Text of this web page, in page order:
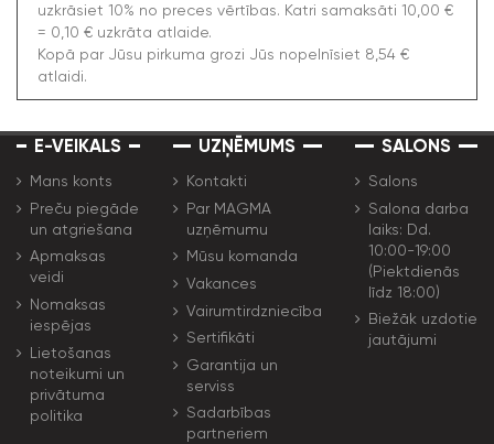
uzkrāsiet 10% no preces vērtības. Katri samaksāti 10,00 €
= 0,10 € uzkrāta atlaide.
Kopā par Jūsu pirkuma grozi Jūs nopelnīsiet 8,54 €
atlaidi.
E-VEIKALS
Mans konts
Preču piegāde
un atgriešana
Apmaksas
veidi
Nomaksas
iespējas
Lietošanas
noteikumi un
privātuma
politika
UZŅĒMUMS
Kontakti
Par MAGMA
uzņēmumu
Mūsu komanda
Vakances
Vairumtirdzniecība
Sertifikāti
Garantija un
serviss
Sadarbības
partneriem
SALONS
Salons
Salona darba
laiks: Dd.
10:00-19:00
(Piektdienās
līdz 18:00)
Biežāk uzdotie
jautājumi